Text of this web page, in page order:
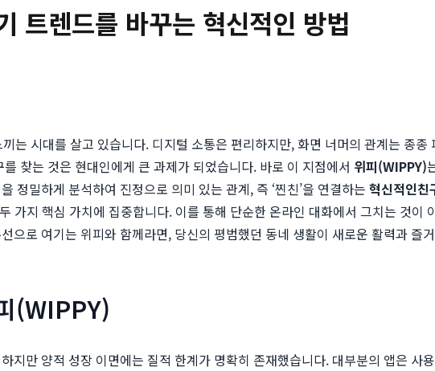
렌드를 바꾸는 혁신적인 방법
는 시대를 살고 있습니다. 디지털 소통은 편리하지만, 화면 너머의 관계는 종
찾는 것은 현대인에게 큰 과제가 되었습니다. 바로 이 지점에서 위피(WIPPY)
정밀하게 분석하여 진정으로 의미 있는 관계, 즉 ‘찐친’을 연결하는 혁신적인친
가지 핵심 가치에 집중합니다. 이를 통해 단순한 온라인 대화에서 그치는 것이
으로 여기는 위피와 함께라면, 당신의 평범했던 동네 생활이 새로운 활력과 즐
(WIPPY)
지만 양적 성장 이면에는 질적 한계가 명확히 존재했습니다. 대부분의 앱은 사